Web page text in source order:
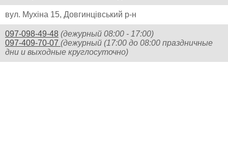
вул. Мухіна 15, Довгинцівський р-н
097-098-49-48 (дежурный 08:00 - 17:00)
097-409-70-07 (дежурный (17:00 до 08:00 праздничные
дни и выходные круглосуточно)